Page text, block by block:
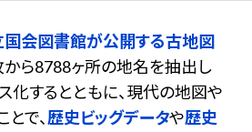
国会図書館が公開する古地図
から8788ヶ所の地名を抽出し
化するとともに、現代の地図や
で、歴史ビッグデータや歴史